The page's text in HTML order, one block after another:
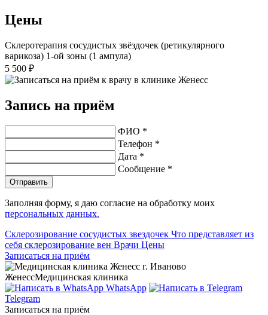
Цены
Склеротерапия сосудистых звёздочек (ретикулярного
варикоза) 1-ой зоны (1 ампула)
5 500 ₽
Запись на приём
ФИО *
Телефон *
Дата *
Сообщение *
Отправить
Заполняя форму, я даю согласие на обработку моих
персональных данных.
Склерозирование сосудистых звездочек Что представляет из
себя склерозирование вен Врачи Цены
Записаться на приём
ЖенессМедицинская клиника
WhatsApp
Telegram
Записаться на приём